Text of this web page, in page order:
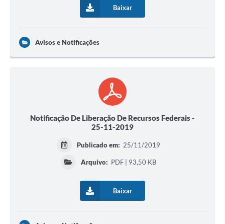
Baixar
Avisos e Notificações
Notificação De Liberação De Recursos Federais -
25-11-2019
Publicado em: 25/11/2019
Arquivo: PDF | 93,50 KB
Baixar